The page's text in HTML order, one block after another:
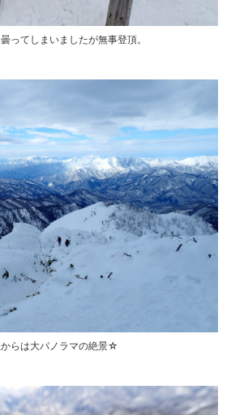
ってしまいましたが無事登頂。
らは大パノラマの絶景☆